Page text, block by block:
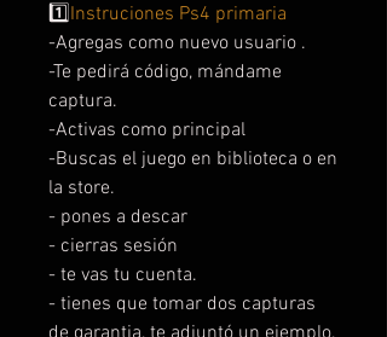
1️⃣Instruciones Ps4 primaria
-Agregas como nuevo usuario .
-Te pedirá código, mándame
captura.
-Activas como principal
-Buscas el juego en biblioteca o en
la store.
- pones a descar
- cierras sesión
- te vas tu cuenta.
- tienes que tomar dos capturas